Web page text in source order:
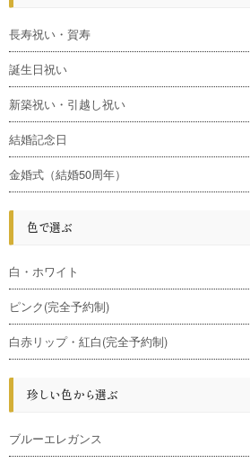
長寿祝い・賀寿
誕生日祝い
新築祝い・引越し祝い
結婚記念日
金婚式（結婚50周年）
色で選ぶ
白・ホワイト
ピンク(完全予約制)
白赤リップ・紅白(完全予約制)
珍しい色から選ぶ
ブルーエレガンス